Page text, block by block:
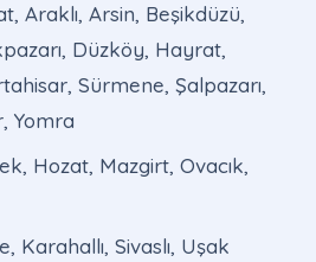
Araklı, Arsin, Beşikdüzü,
Düzköy, Hayrat,
Sürmene, Şalpazarı,
Yomra
Hozat, Mazgirt, Ovacık,
Karahallı, Sivaslı, Uşak